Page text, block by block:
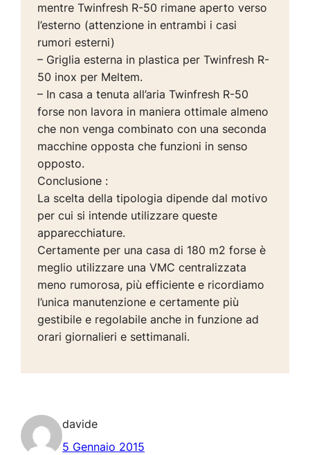
mentre Twinfresh R-50 rimane aperto verso
l’esterno (attenzione in entrambi i casi
rumori esterni)
– Griglia esterna in plastica per Twinfresh R-
50 inox per Meltem.
– In casa a tenuta all’aria Twinfresh R-50
forse non lavora in maniera ottimale almeno
che non venga combinato con una seconda
macchine opposta che funzioni in senso
opposto.
Conclusione :
La scelta della tipologia dipende dal motivo
per cui si intende utilizzare queste
apparecchiature.
Certamente per una casa di 180 m2 forse è
meglio utilizzare una VMC centralizzata
meno rumorosa, più efficiente e ricordiamo
l’unica manutenzione e certamente più
gestibile e regolabile anche in funzione ad
orari giornalieri e settimanali.
davide
5 Gennaio 2015